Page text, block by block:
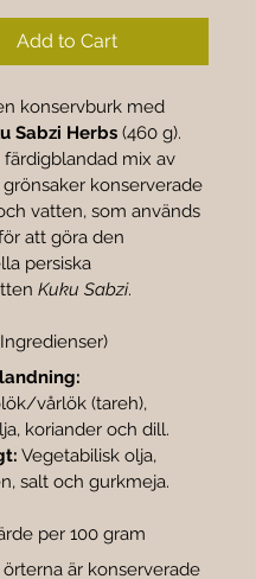
Add to Cart
konservburk med
Sabzi Herbs (460 g).
färdigblandad mix av
konserverade
vatten, som används
att göra den
persiska
Kuku Sabzi.
vårlök (tareh),
koriander och dill.
Vegetabilisk olja,
salt och gurkmeja.
per 100 gram
är konserverade